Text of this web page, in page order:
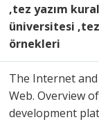
,tez yazım
üniversitesi ,tez
örnekleri
The Internet
Web. Overview
development